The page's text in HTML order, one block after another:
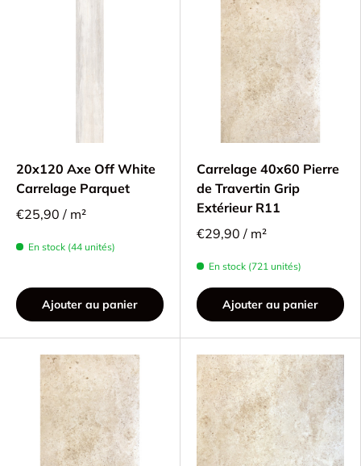
20x120 Axe Off White
Carrelage Parquet
€25,90 / m²
En stock (44 unités)
Ajouter au panier
Carrelage 40x60 Pierre
de Travertin Grip
Extérieur R11
€29,90 / m²
En stock (721 unités)
Ajouter au panier